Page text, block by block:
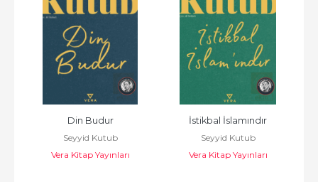
Din Budur
Seyyid Kutub
Vera Kitap Yayınları
İstikbal İslamındır
Seyyid Kutub
Vera Kitap Yayınları